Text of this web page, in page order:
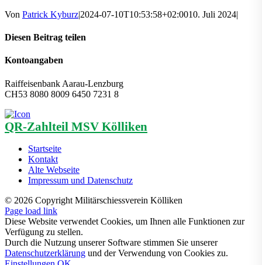
Von Patrick Kyburz|2024-07-10T10:53:58+02:0010. Juli 2024|
Diesen Beitrag teilen
Facebook
X
LinkedIn
WhatsApp
Pinterest
E-
Kontoangaben
Raiffeisenbank Aarau-Lenzburg
CH53 8080 8009 6450 7231 8
QR-Zahlteil MSV Kölliken
Startseite
Kontakt
Alte Webseite
Impressum und Datenschutz
© 2026 Copyright Militärschiessverein Kölliken
Page load link
Diese Website verwendet Cookies, um Ihnen alle Funktionen zur
Verfügung zu stellen.
Durch die Nutzung unserer Software stimmen Sie unserer
Datenschutzerklärung und der Verwendung von Cookies zu.